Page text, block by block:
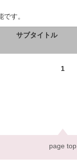
す。
サブタイトル
1
page top